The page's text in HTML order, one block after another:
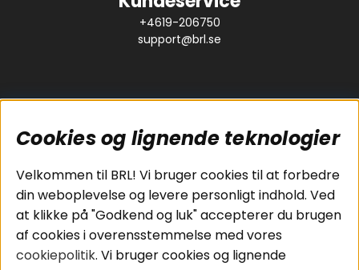
+4619-206750
support@brl.se
Populære sider
Pakkeløsninger
Bilstereo
Højttalere
Forstærker
Smartphone
Kundeservice
Cookies
Handelsbetingelser
Personvernpolicy
Service / Garanti /
Retur
Cookies og lignende teknologier
Velkommen til BRL! Vi bruger cookies til at forbedre
din weboplevelse og levere personligt indhold. Ved
at klikke på "Godkend og luk" accepterer du brugen
af cookies i overensstemmelse med vores
cookiepolitik. Vi bruger cookies og lignende